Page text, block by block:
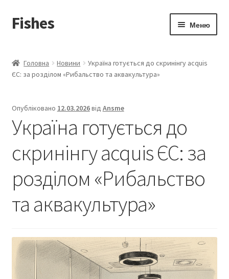
Перейти
до
Перейти
до
Fishes Меню
Новини
Аналітика цін
Торгівельні марки
меню
Вітрина магазин
меню
Головна Новини
Україна готується до скринінгу acquis
ЄС: за розділом «Рибальство та аквакультура»
Опубліковано 12.03.2026від Ansme
Україна готується до
скринінгу acquis ЄС: за
розділом «Рибальство
та аквакультура»